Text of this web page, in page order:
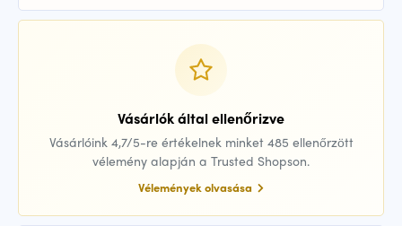
Vásárlók által ellenőrizve
Vásárlóink 4,7/5-re értékelnek minket 485 ellenőrzött
vélemény alapján a Trusted Shopson.
Vélemények olvasása